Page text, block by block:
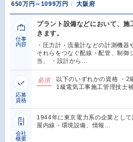
650万円～1099万円
大阪府
仕事
内容
プラント設備などにおいて、
きます。
・圧力計・流量計などの計測機器
それらをつなぐ配線・配管、制御
当。 ・設計から…
応募
資格
必須
以下のいずれかの資格 ・2
1級電気工事施工管理技士
会社
概要
1944年に東京電力系の企業として
屋内線・環境設備、情報…